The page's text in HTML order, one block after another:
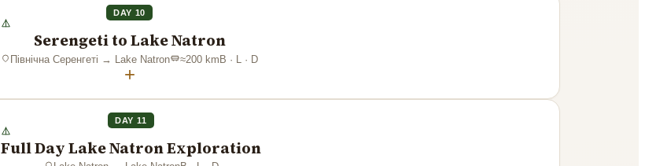
DAY 10
Serengeti to Lake Natron
Північна Серенгеті → Lake Natron ≈200 km B · L · D
+
DAY 11
Full Day Lake Natron Exploration